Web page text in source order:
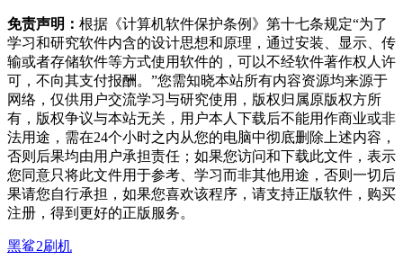
免责声明： 根据《计算机软件保护条例》第十七条规定“为了
学习和研究软件内含的设计思想和原理，通过安装、显示、传
输或者存储软件等方式使用软件的，可以不经软件著作权人许
可，不向其支付报酬。”您需知晓本站所有内容资源均来源于
网络，仅供用户交流学习与研究使用，版权归属原版权方所
有，版权争议与本站无关，用户本人下载后不能用作商业或非
法用途，需在24个小时之内从您的电脑中彻底删除上述内容，
否则后果均由用户承担责任；如果您访问和下载此文件，表示
您同意只将此文件用于参考、学习而非其他用途，否则一切后
果请您自行承担，如果您喜欢该程序，请支持正版软件，购买
注册，得到更好的正版服务。
黑鲨2刷机